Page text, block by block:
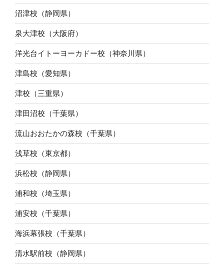
沼津校（静岡県）
泉大津校（大阪府）
洋光台イトーヨーカドー校（神奈川県）
津島校（愛知県）
津校（三重県）
津田沼校（千葉県）
流山おおたかの森校（千葉県）
浅草校（東京都）
浜松校（静岡県）
浦和校（埼玉県）
浦安校（千葉県）
海浜幕張校（千葉県）
清水駅前校（静岡県）